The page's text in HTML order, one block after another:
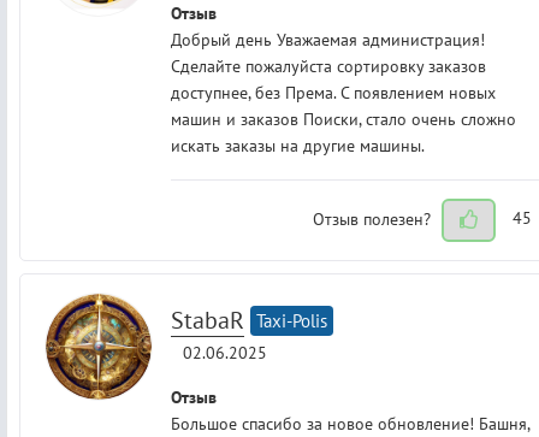
Отзыв
Добрый день Уважаемая администрация!
Сделайте пожалуйста сортировку заказов
доступнее, без Према. С появлением новых
машин и заказов Поиски, стало очень сложно
искать заказы на другие машины.
Отзыв полезен? 45
StabaR Taxi-Polis
02.06.2025
Отзыв
Большое спасибо за новое обновление! Башня,